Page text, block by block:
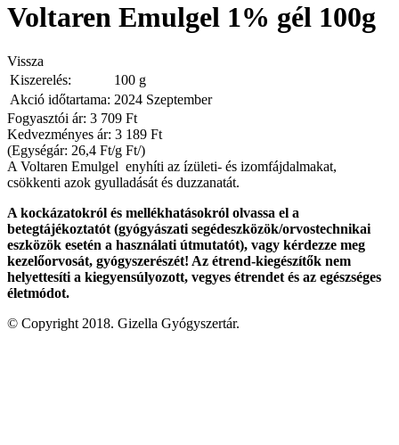
Voltaren Emulgel 1% gél 100g
Vissza
Kiszerelés:
100 g
Akció időtartama: 2024 Szeptember
Fogyasztói ár: 3 709 Ft
Kedvezményes ár: 3 189 Ft
(Egységár: 26,4 Ft/g Ft/)
A Voltaren Emulgel enyhíti az ízületi- és izomfájdalmakat,
csökkenti azok gyulladását és duzzanatát.
A kockázatokról és mellékhatásokról olvassa el a
betegtájékoztatót (gyógyászati segédeszközök/orvostechnikai
eszközök esetén a használati útmutatót), vagy kérdezze meg
kezelőorvosát, gyógyszerészét! Az étrend-kiegészítők nem
helyettesíti a kiegyensúlyozott, vegyes étrendet és az egészséges
életmódot.
© Copyright 2018. Gizella Gyógyszertár.